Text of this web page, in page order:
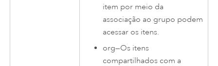
item por meio da
associação ao grupo podem
acessar os itens.
org—Os itens
compartilhados com a